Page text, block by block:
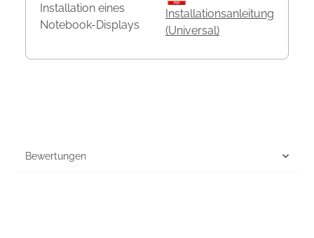
Installation eines
Notebook-Displays
Installationsanleitung
(Universal)
Bewertungen